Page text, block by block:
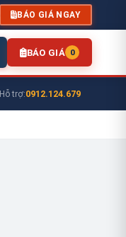
BÁO GIÁ NGAY
BÁO GIÁ 0
Hỗ trợ:0912.124.679